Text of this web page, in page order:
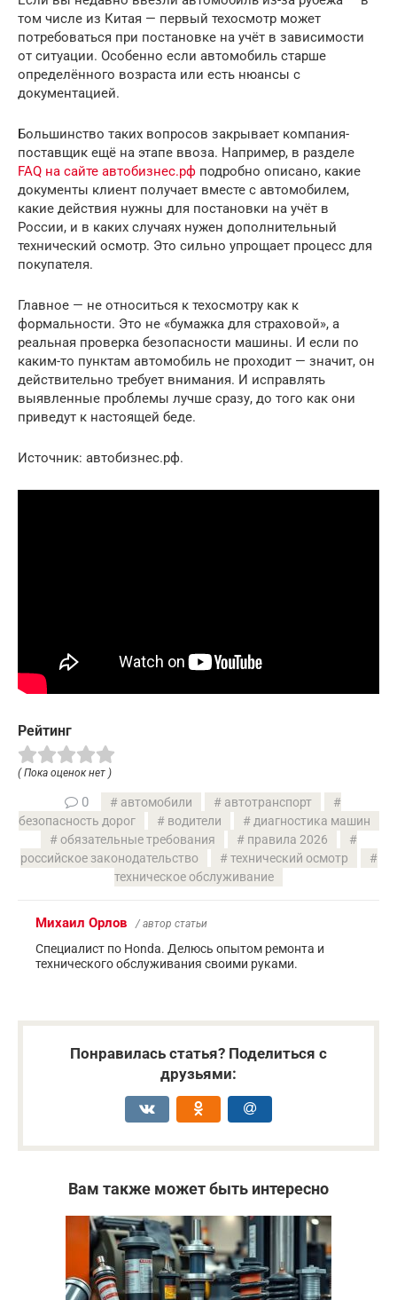
том числе из Китая — первый техосмотр может
потребоваться при постановке на учёт в зависимости
от ситуации. Особенно если автомобиль старше
определённого возраста или есть нюансы с
документацией.
Большинство таких вопросов закрывает компания-
поставщик ещё на этапе ввоза. Например, в разделе
FAQ на сайте автобизнес.рф подробно описано, какие
документы клиент получает вместе с автомобилем,
какие действия нужны для постановки на учёт в
России, и в каких случаях нужен дополнительный
технический осмотр. Это сильно упрощает процесс для
покупателя.
Главное — не относиться к техосмотру как к
формальности. Это не «бумажка для страховой», а
реальная проверка безопасности машины. И если по
каким-то пунктам автомобиль не проходит — значит, он
действительно требует внимания. И исправлять
выявленные проблемы лучше сразу, до того как они
приведут к настоящей беде.
Источник: автобизнес.рф.
Рейтинг
( Пока оценок нет )
0 автомобили
автотранспорт
безопасность дорог
водители
диагностика машин
обязательные требования
правила 2026
российское законодательство
технический осмотр
техническое обслуживание
Михаил Орлов / автор статьи
Специалист по Honda. Делюсь опытом ремонта и
технического обслуживания своими руками.
Понравилась статья? Поделиться с
друзьями:
Вам также может быть интересно